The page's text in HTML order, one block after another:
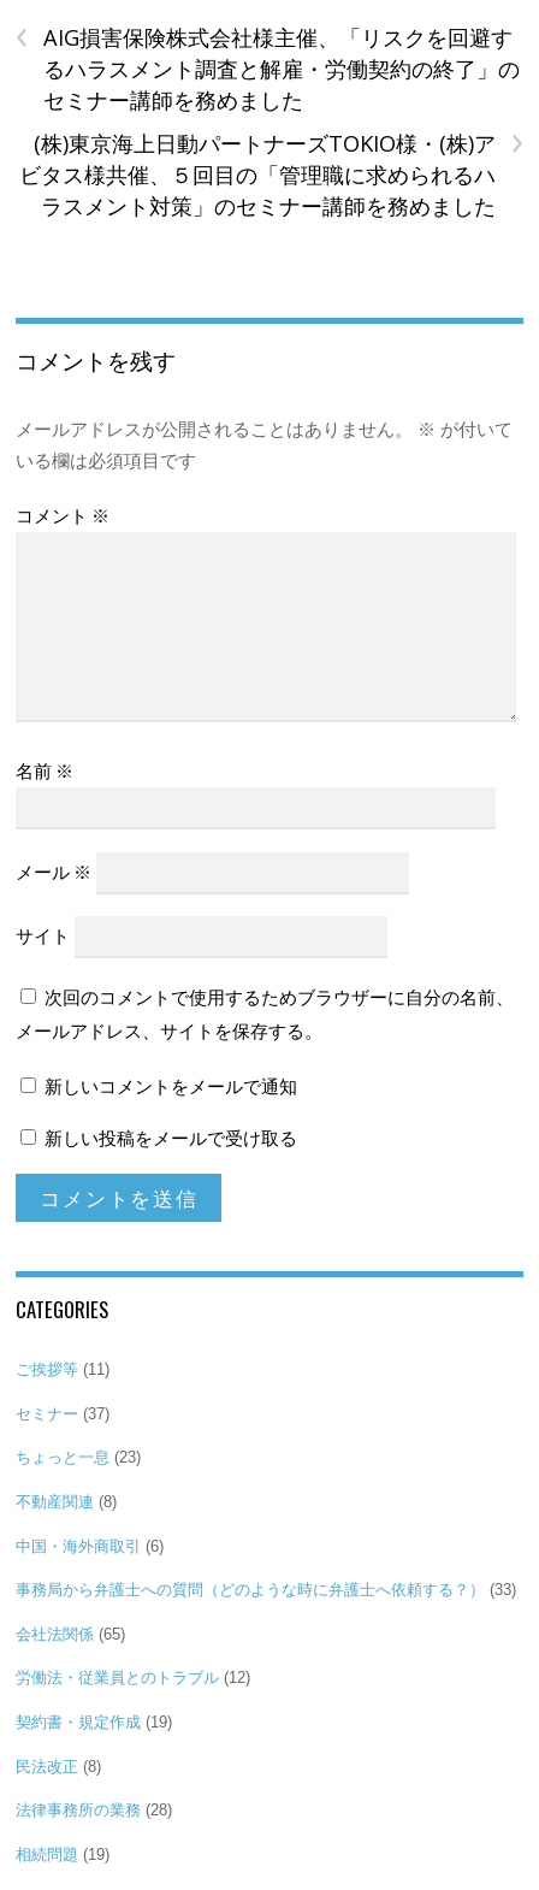
‹
AIG損害保険株式会社様主催、「リスクを回避す
るハラスメント調査と解雇・労働契約の終了」の
セミナー講師を務めました
›
(株)東京海上日動パートナーズTOKIO様・(株)ア
ビタス様共催、５回目の「管理職に求められるハ
ラスメント対策」のセミナー講師を務めました
コメントを残す
メールアドレスが公開されることはありません。 ※ が付いて
いる欄は必須項目です
コメント ※
名前 ※
メール ※
サイト
次回のコメントで使用するためブラウザーに自分の名前、
メールアドレス、サイトを保存する。
新しいコメントをメールで通知
新しい投稿をメールで受け取る
CATEGORIES
ご挨拶等 (11)
セミナー (37)
ちょっと一息 (23)
不動産関連 (8)
中国・海外商取引 (6)
事務局から弁護士への質問（どのような時に弁護士へ依頼する？） (33)
会社法関係 (65)
労働法・従業員とのトラブル (12)
契約書・規定作成 (19)
民法改正 (8)
法律事務所の業務 (28)
相続問題 (19)